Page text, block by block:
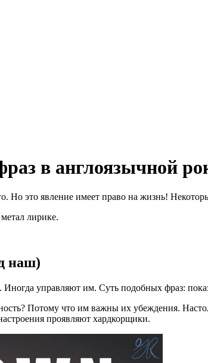
в англоязычной
Но это явление имеет право на жизнь!
лирике.
наш)
управляют им. Суть подобных фраз:
Потому что им важны их убеждения.
проявляют хардкорщики.